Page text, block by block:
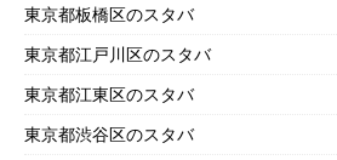
東京都板橋区のスタバ
東京都江戸川区のスタバ
東京都江東区のスタバ
東京都渋谷区のスタバ